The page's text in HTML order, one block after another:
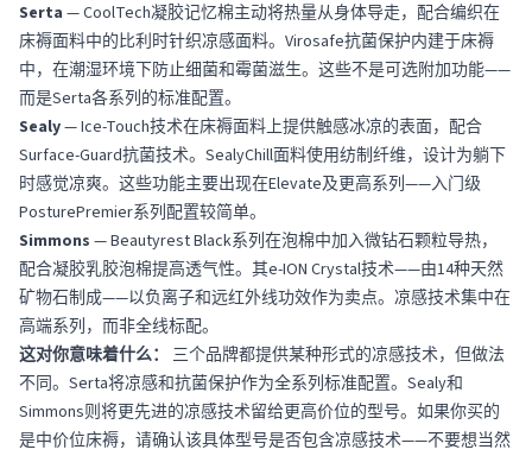
Serta — CoolTech凝胶记忆棉主动将热量从身体导走，配合编织在
床褥面料中的比利时针织凉感面料。Virosafe抗菌保护内建于床褥
中，在潮湿环境下防止细菌和霉菌滋生。这些不是可选附加功能——
而是Serta各系列的标准配置。
Sealy— Ice-Touch技术在床褥面料上提供触感冰凉的表面，配合
Surface-Guard抗菌技术。SealyChill面料使用纺制纤维，设计为躺下
时感觉凉爽。这些功能主要出现在Elevate及更高系列——入门级
PosturePremier系列配置较简单。
Simmons — Beautyrest Black系列在泡棉中加入微钻石颗粒导热，
配合凝胶乳胶泡棉提高透气性。其e-ION Crystal技术——由14种天然
矿物石制成——以负离子和远红外线功效作为卖点。凉感技术集中在
高端系列，而非全线标配。
这对你意味着什么：
三个品牌都提供某种形式的凉感技术，但做法
不同。Serta将凉感和抗菌保护作为全系列标准配置。Sealy和
Simmons则将更先进的凉感技术留给更高价位的型号。如果你买的
是中价位床褥，请确认该具体型号是否包含凉感技术——不要想当然